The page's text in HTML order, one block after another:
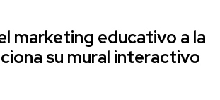
marketing educativo a la
su mural interactivo